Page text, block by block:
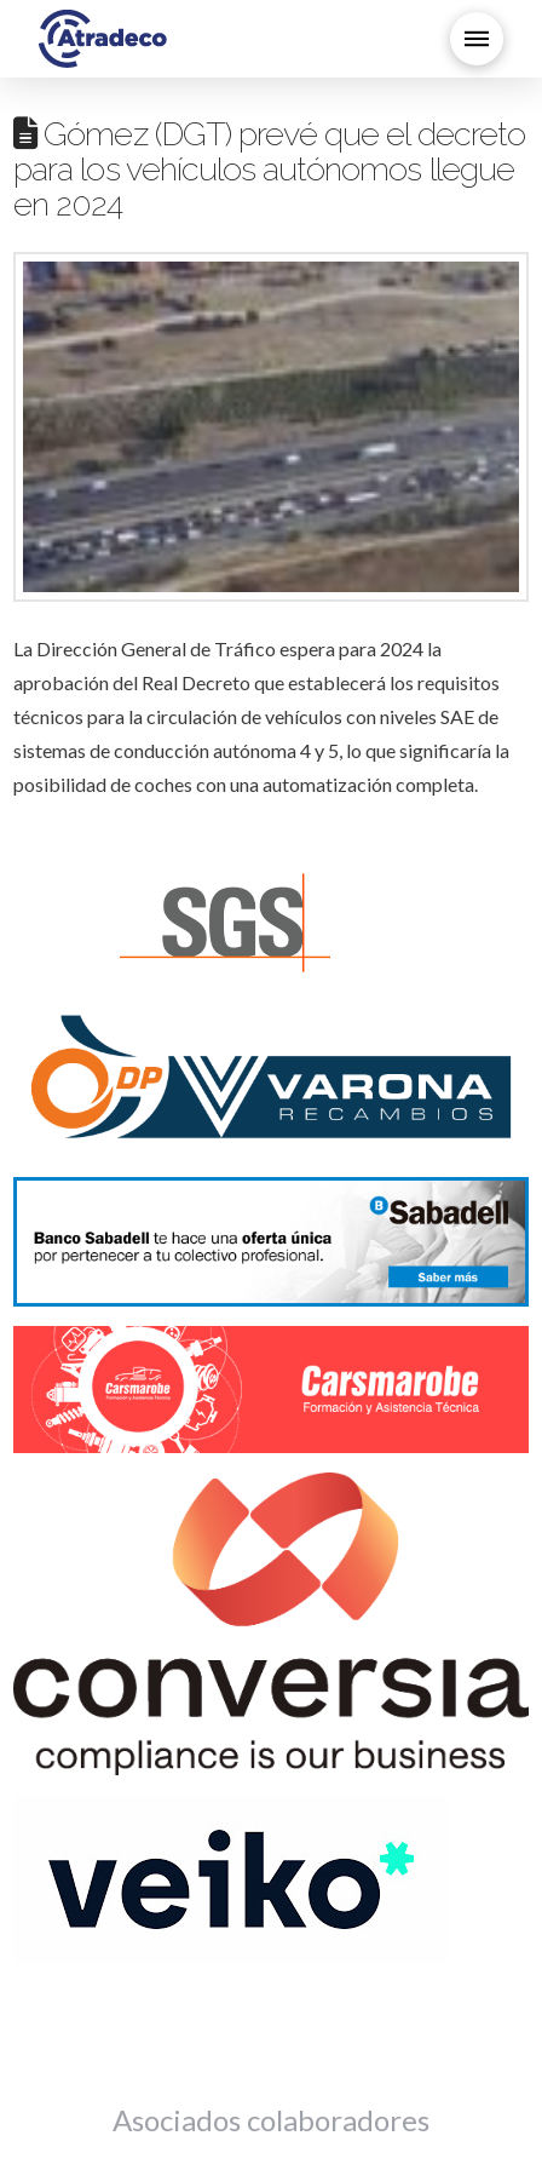
Gómez (DGT) prevé que el decreto
para los vehículos autónomos llegue
en 2024
La Dirección General de Tráfico espera para 2024 la
aprobación del Real Decreto que establecerá los requisitos
técnicos para la circulación de vehículos con niveles SAE de
sistemas de conducción autónoma 4 y 5, lo que significaría la
posibilidad de coches con una automatización completa.
Asociados colaboradores